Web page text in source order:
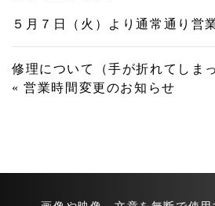
５月７日（火）より通常通り営
投
稿
ゲ
修理について（手が折れてしま
« 営業時間変更のお知らせ